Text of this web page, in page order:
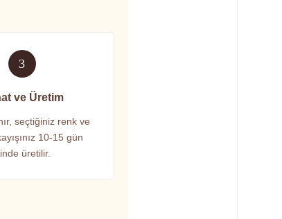
3
ve Üretim
seçtiğiniz renk ve
10-15 gün
üretilir.